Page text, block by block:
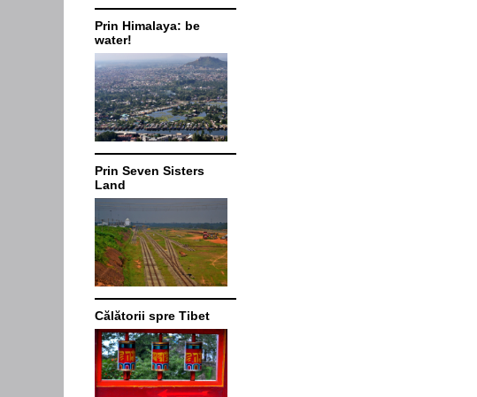
Prin Himalaya: be
water!
Prin Seven Sisters
Land
Călătorii spre Tibet